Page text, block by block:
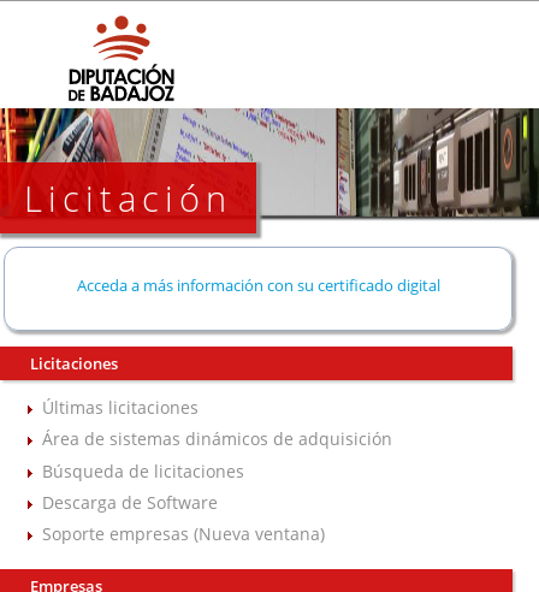
Licitación
Acceda a más información con su certificado digital
Licitaciones
Últimas licitaciones
Área de sistemas dinámicos de adquisición
Búsqueda de licitaciones
Descarga de Software
Soporte empresas (Nueva ventana)
Empresas